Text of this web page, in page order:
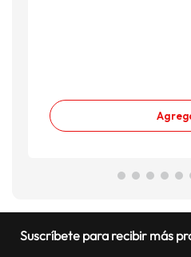
Suscríbete para recibir más